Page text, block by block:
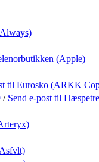
(Apple)
til Eurosko (ARKK
/ Send e-post til